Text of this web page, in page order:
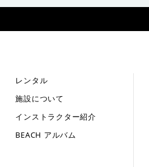
レンタル
施設について
インストラクター紹介
BEACH アルバム